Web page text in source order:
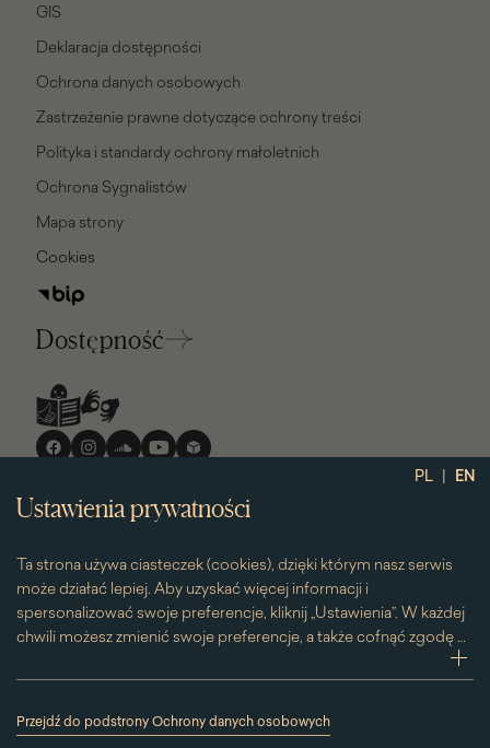
PL | EN
Ustawienia prywatności
Ta strona używa ciasteczek (cookies), dzięki którym nasz serwis
może działać lepiej. Aby uzyskać więcej informacji i
spersonalizować swoje preferencje, kliknij „Ustawienia”. W każdej
chwili możesz zmienić swoje preferencje, a także cofnąć zgodę na
używanie plików cookie. Możesz to zrobić, klikając na podstronę
„Cookies” znajdującą się w stopce.
Przesuwając suwak w prawą stronę aktywujesz zgodę na
konkretne ciasteczko. Przesuwając suwak w lewą stronę
Przejdź do podstrony Ochrony danych osobowych
(link
GIS
Deklaracja dostępności
Ochrona danych osobowych
Zastrzeżenie prawne dotyczące ochrony treści
Polityka i standardy ochrony małoletnich
Ochrona Sygnalistów
Mapa strony
Cookies
Dostępność
Media
społecznościowe